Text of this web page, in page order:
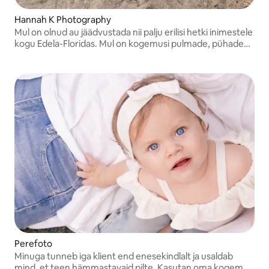
Hannah K Photography
Mul on olnud au jäädvustada nii palju erilisi hetki inimestele
kogu Edela-Floridas. Mul on kogemusi pulmade, pühade
Perefoto
Minuga tunneb iga klient end enesekindlalt ja usaldab